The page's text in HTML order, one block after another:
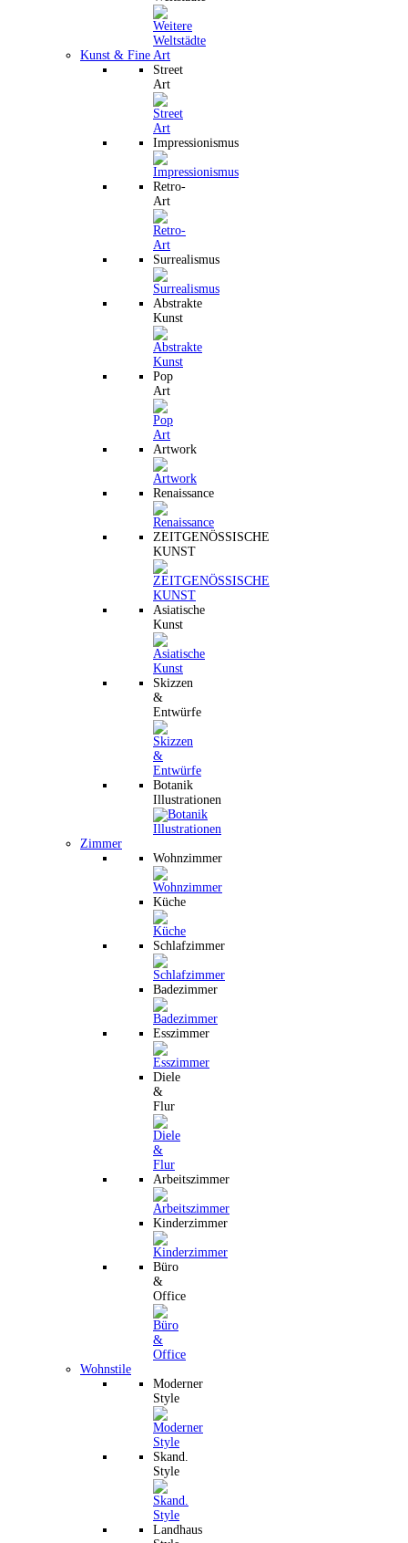
Kunst & Fine Art
Street
Art
Impressionismus
Retro-
Art
Surrealismus
Abstrakte
Kunst
Pop
Art
Artwork
Renaissance
ZEITGENÖSSISCHE
KUNST
Asiatische
Kunst
Skizzen
&
Entwürfe
Botanik
Illustrationen
Zimmer
Wohnzimmer
Küche
Schlafzimmer
Badezimmer
Esszimmer
Diele
&
Flur
Arbeitszimmer
Kinderzimmer
Büro
&
Office
Wohnstile
Moderner
Style
Skand.
Style
Landhaus